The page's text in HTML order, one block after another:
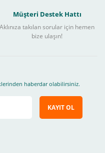
Müşteri Destek Hattı
Aklınıza takılan sorular için hemen
bize ulaşın!
haberdar olabilirsiniz.
KAYIT OL